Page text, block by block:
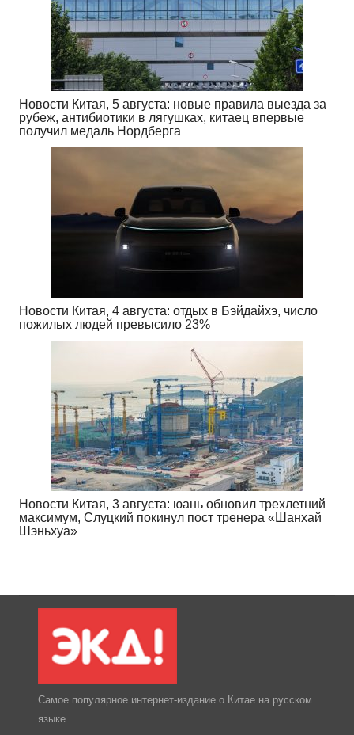
Новости Китая, 5 августа: новые правила выезда за
рубеж, антибиотики в лягушках, китаец впервые
получил медаль Нордберга
Новости Китая, 4 августа: отдых в Бэйдайхэ, число
пожилых людей превысило 23%
Новости Китая, 3 августа: юань обновил трехлетний
максимум, Слуцкий покинул пост тренера «Шанхай
Шэньхуа»
Самое популярное интернет-издание о Китае на русском
языке.